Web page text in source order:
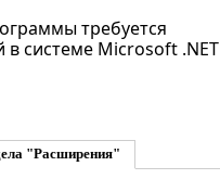
требуется
в системе Microsoft .NET
"Расширения"